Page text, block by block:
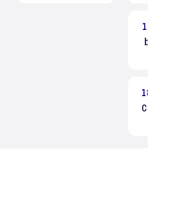
14:30
baby
18:00
Cours